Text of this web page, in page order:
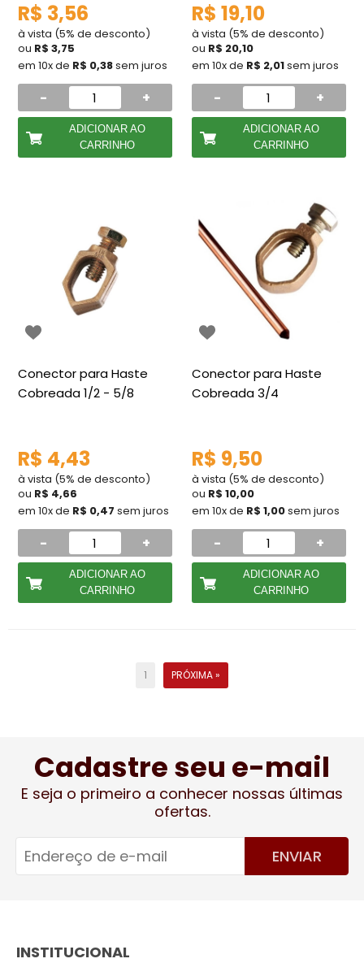
R$ 3,56
à vista (5% de desconto)
ou R$ 3,75
em 10x de R$ 0,38sem juros
- +
ADICIONAR AO
CARRINHO
R$ 19,10
à vista (5% de desconto)
ou R$ 20,10
em 10x de R$ 2,01sem juros
- +
ADICIONAR AO
CARRINHO
Conector para Haste
Cobreada 1/2 - 5/8
R$ 4,43
à vista (5% de desconto)
ou R$ 4,66
em 10x de R$ 0,47 sem juros
- +
ADICIONAR AO
CARRINHO
Conector para Haste
Cobreada 3/4
R$ 9,50
à vista (5% de desconto)
ou R$ 10,00
em 10x de R$ 1,00sem juros
- +
ADICIONAR AO
CARRINHO
1 PRÓXIMA »
Cadastre seu e-mail
E seja o primeiro a conhecer nossas últimas
ofertas.
ENVIAR
INSTITUCIONAL